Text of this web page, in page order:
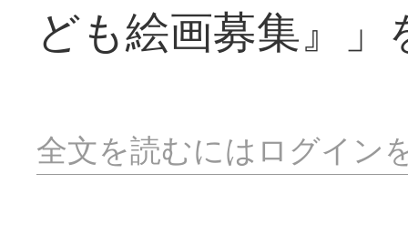
ども絵画募集』
全文を読むにはログイン